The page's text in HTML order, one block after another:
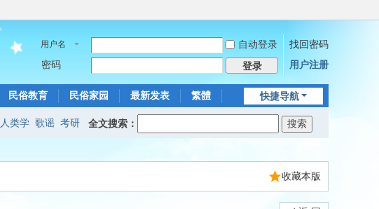
用户名 自动登录
找回密码
密码
登录 用户注册
快捷导航
民俗教育 民俗家园 最新发表 繁體
人类学 歌谣 考研 全文搜索：
收藏本版